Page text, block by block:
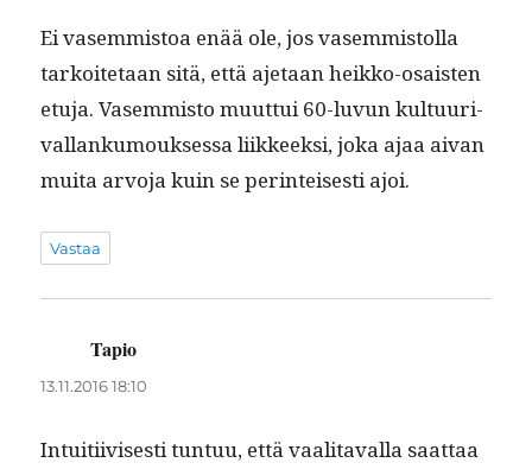
Ei vasem­mis­toa enää ole, jos vasem­mis­tol­la
tarkoite­taan sitä, että aje­taan heikko-osais­ten
etu­ja. Vasem­mis­to muut­tui 60-luvun kul­tu­uri­
val­lanku­mouk­ses­sa liik­keek­si, joka ajaa aivan
mui­ta arvo­ja kuin se per­in­teis­es­ti ajoi.
Vastaa
Tapio
13.11.2016 18:10
Intu­iti­ivis­es­ti tun­tuu, että vaal­i­taval­la saat­taa